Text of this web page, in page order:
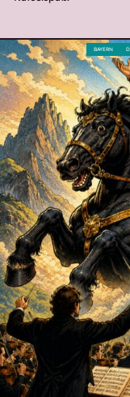
BAYERN